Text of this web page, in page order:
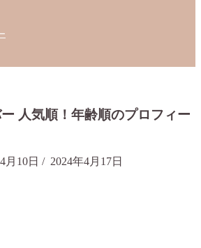
ー 人気順！年齢順のプロフィー
月10日 / 2024年4月17日